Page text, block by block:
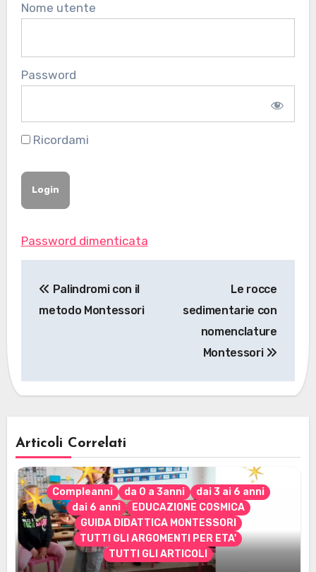
Nome utente
Password
Ricordami
Password dimenticata
articoli
Palindromi con il
metodo Montessori
Le rocce
sedimentarie con
nomenclature
Montessori
Articoli Correlati
Compleanni da 0 a 3anni
dai 3 ai 6 anni
dai 6 anni
EDUCAZIONE COSMICA
GUIDA DIDATTICA MONTESSORI
TUTTI GLI ARGOMENTI PER ETA'
TUTTI GLI ARTICOLI